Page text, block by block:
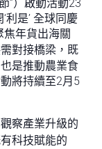
”）啟動活動23
利是’ 全球同慶
焦年貨出海關
對接橋梁，既
是推動農業食
將持續至2月5
察產業升級的
科技賦能的